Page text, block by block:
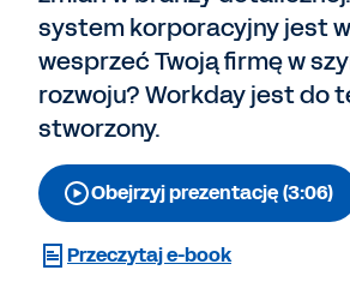
system korporacyjny jest
wesprzeć Twoją firmę w
rozwoju? Workday jest do
stworzony.
Obejrzyj prezentację (3:06)
Przeczytaj e-book